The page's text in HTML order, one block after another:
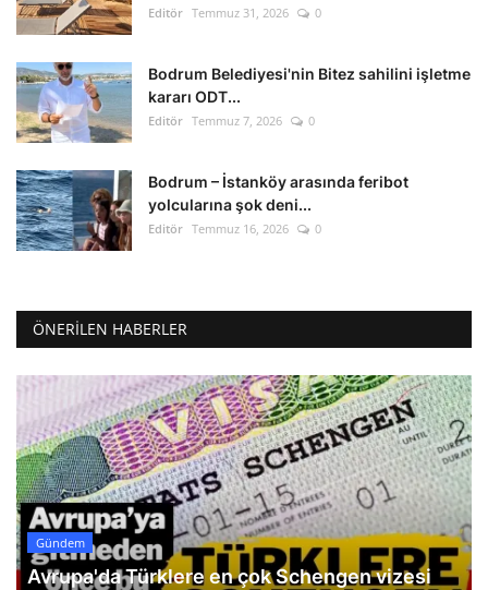
Editör Temmuz 31, 2026 0
Bodrum Belediyesi'nin Bitez sahilini işletme
kararı ODT...
Editör Temmuz 7, 2026 0
Bodrum – İstanköy arasında feribot
yolcularına şok deni...
Editör Temmuz 16, 2026 0
ÖNERILEN HABERLER
Gündem
Avrupa'da Türklere en çok Schengen vizesi